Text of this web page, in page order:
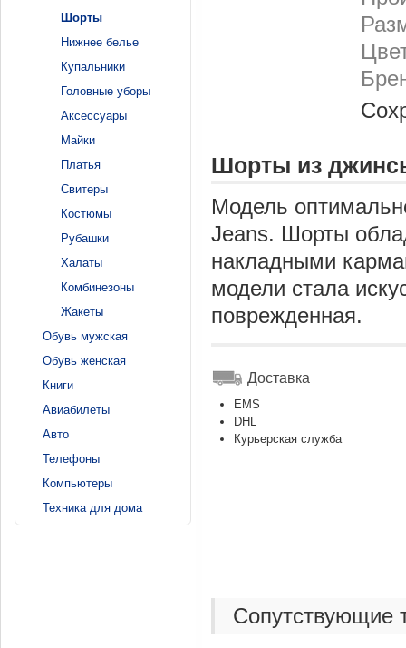
Шорты из
Модель
Jeans. Шорты
накладными
модели стала
поврежденная.
Доставка
EMS
DHL
Курьерская служба
Сопутствующие
Шорты
Нижнее белье
Купальники
Головные уборы
Аксессуары
Майки
Платья
Свитеры
Костюмы
Рубашки
Халаты
Комбинезоны
Жакеты
Обувь мужская
Обувь женская
Книги
Авиабилеты
Авто
Телефоны
Компьютеры
Техника для дома